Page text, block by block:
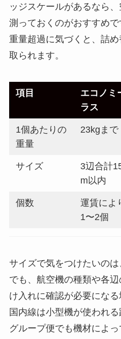
ッジスケールがあるなら
測っておくのがおすすめ
重量超過に気づくと、詰
取られます。
項目
エコノミ
ラス
1個あたりの
重量
23kgまで
サイズ
3辺合計
m以内
個数
運賃によ
1〜2個
サイズで気をつけたいの
でも、航空機の種類や各
け入れに確認が必要になる
国内線は小型機が使われ
グループ便でも機材によ